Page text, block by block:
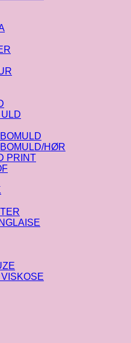
HØR
PRINT